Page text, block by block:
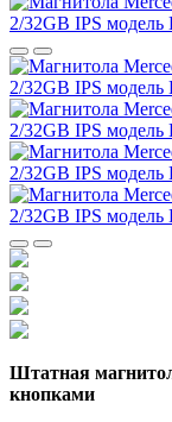
Штатная
кнопками